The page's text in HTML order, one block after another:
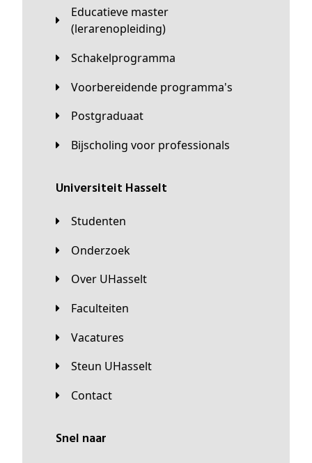
Educatieve master
(lerarenopleiding)
Schakelprogramma
Voorbereidende programma's
Postgraduaat
Bijscholing voor professionals
universiteit Hasselt
Studenten
Onderzoek
Over UHasselt
Faculteiten
Vacatures
Steun UHasselt
Contact
Snel naar